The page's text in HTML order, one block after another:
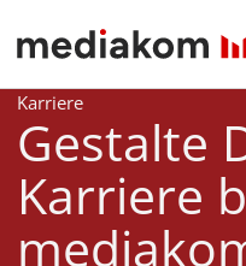
Karriere
Gestalte
Karriere